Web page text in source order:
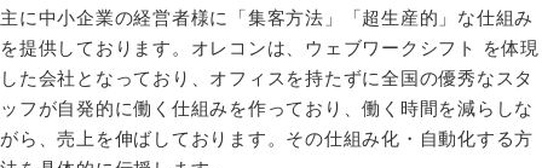
主に中小企業の経営者様に「集客方法」「超生産的」な仕組み
を提供しております。オレコンは、ウェブワークシフト を体現
した会社となっており、オフィスを持たずに全国の優秀なスタ
ッフが自発的に働く仕組みを作っており、働く時間を減らしな
がら、売上を伸ばしております。その仕組み化・自動化する方